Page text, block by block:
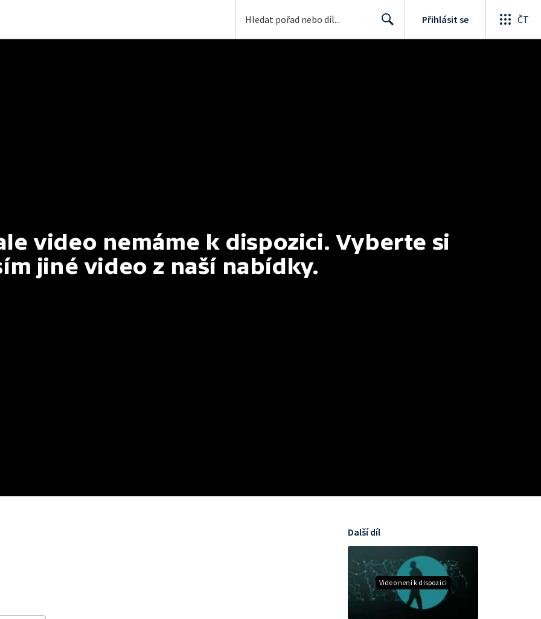
Přihlásit se ČT
video nemáme k dispozici. Vyberte si
jiné video z naší nabídky.
Video není k dispozici
Další díl